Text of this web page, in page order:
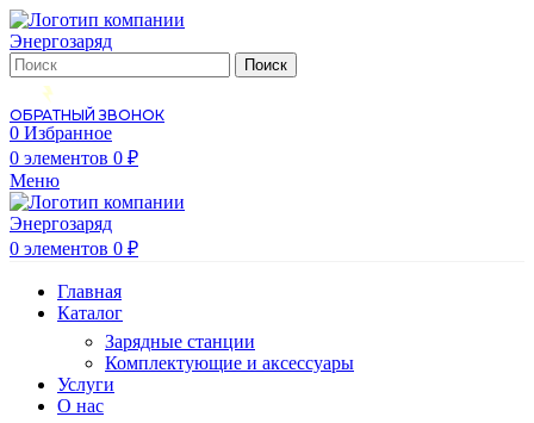
Поиск
ОБРАТНЫЙ ЗВОНОК
0 Избранное
0 элементов 0 ₽
Меню
0 элементов 0 ₽
Главная
Каталог
Зарядные станции
Комплектующие и аксессуары
Услуги
О нас